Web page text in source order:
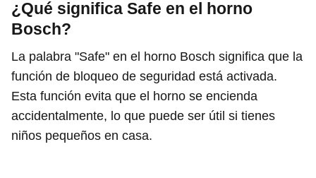
¿Qué significa Safe en el horno
Bosch?
La palabra "Safe" en el horno Bosch significa que la
función de bloqueo de seguridad está activada.
Esta función evita que el horno se encienda
accidentalmente, lo que puede ser útil si tienes
niños pequeños en casa.